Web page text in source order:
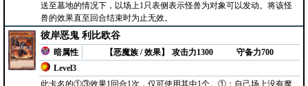
送至墓地的情况下，以场上1只表侧表示怪兽为对象可以发动。将该怪
兽的效果直至回合结束时为止无效。
彼岸恶鬼 利比欧谷
暗属性
【恶魔族 / 效果】
Level3
攻击力1300 守备力700
此卡名的①③效果1回合1次，仅可使用其中1个。①：自己场上没有魔